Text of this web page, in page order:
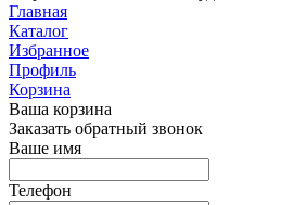
Главная
Каталог
Избранное
Профиль
Корзина
Ваша корзина
Заказать обратный звонок
Ваше имя
Телефон